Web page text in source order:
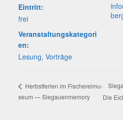
Eintritt:
frei
Veranstaltungskategori
en:
Lesung, Vorträge
Herbst­fe­ri­en im Fische­rei­mu­
se­um — Siegauenmemory
Die